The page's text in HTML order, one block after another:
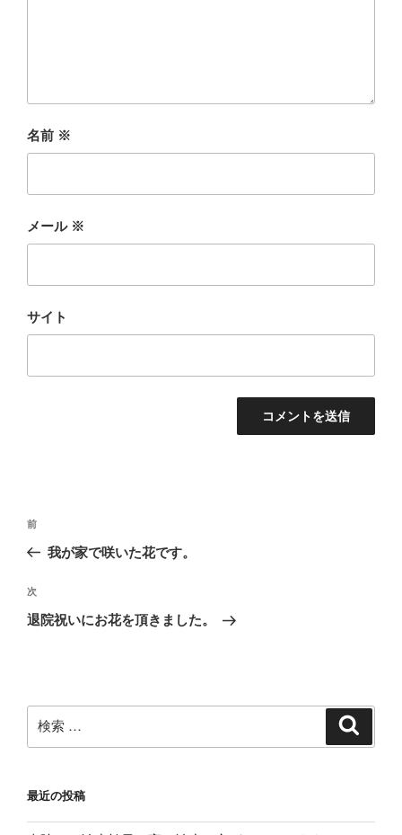
名前 ※
メール ※
サイト
投
ビ
ゲ
ン
過
去
投
稿
前
我が家で咲いた花です。
次
の
次
退院祝いにお花を頂きました。
索:
最近の投稿